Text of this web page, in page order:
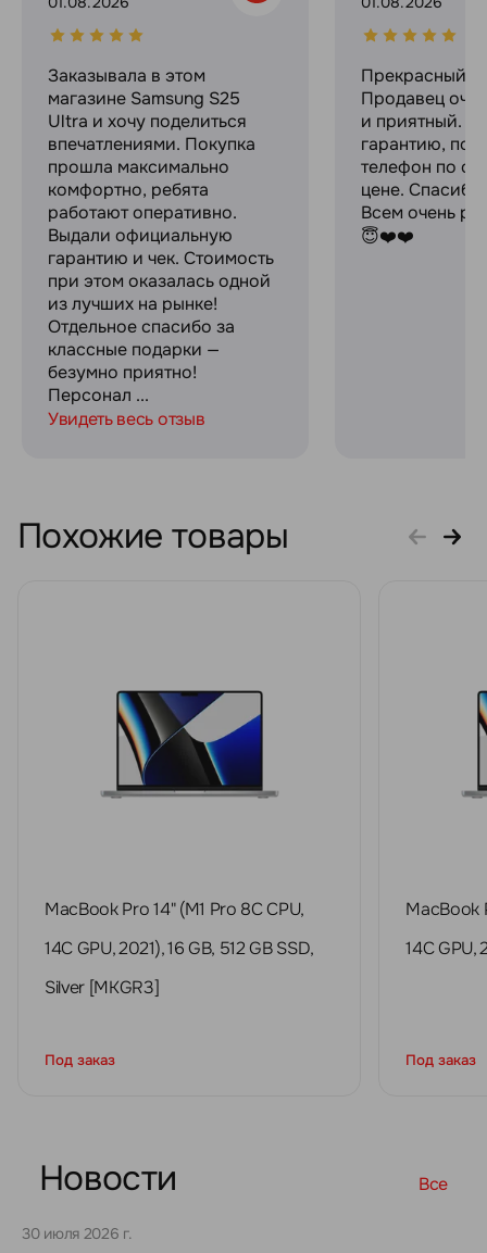
Заказывала в этом
магазине Samsung S25
Ultra и хочу поделиться
впечатлениями. Покупка
прошла максимально
комфортно, ребята
работают оперативно.
Выдали официальную
гарантию и чек. Стоимость
при этом оказалась одной
из лучших на рынке!
Отдельное спасибо за
классные подарки —
безумно приятно!
Персонал ...
Увидеть весь отзыв
Прекрасный
Продавец
и приятный.
гарантию,
телефон по
цене.
Всем очень
😇❤️❤️
Похожие товары
MacBook Pro 14" (M1 Pro 8C CPU,
14C GPU, 2021), 16 GB, 512 GB SSD,
Silver [MKGR3]
Под заказ
MacBook
14C GPU,
Под заказ
Новости Все
30 июля 2026 г.